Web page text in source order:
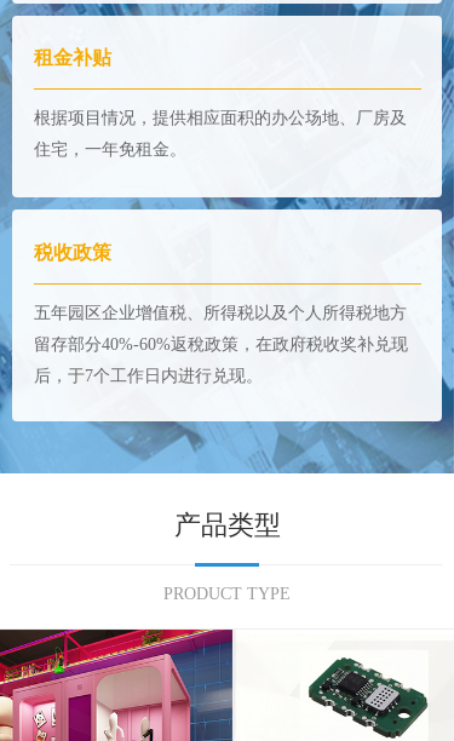
租金补贴
根据项目情况，提供相应面积的办公场地、厂房及
住宅，一年免租金。
税收政策
五年园区企业增值税、所得税以及个人所得税地方
留存部分40%-60%返稅政策，在政府税收奖补兑现
后，于7个工作日内进行兑现。
产品类型
PRODUCT TYPE